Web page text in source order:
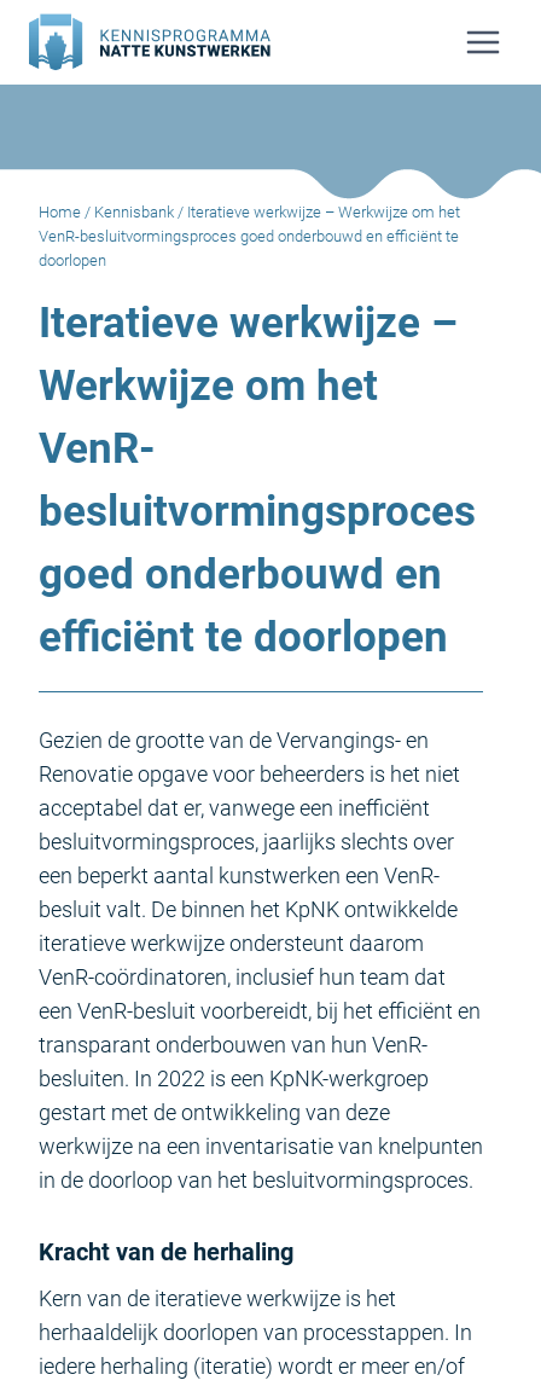
Doorgaan
naar
inhoud
Home / Kennisbank / Iteratieve werkwijze – Werkwijze om het
VenR-besluitvormingsproces goed onderbouwd en efficiënt te
doorlopen
Iteratieve werkwijze –
Werkwijze om het
VenR-
besluitvormingsproces
goed onderbouwd en
efficiënt te doorlopen
Gezien de grootte van de Vervangings- en
Renovatie opgave voor beheerders is het niet
acceptabel dat er, vanwege een inefficiënt
besluitvormingsproces, jaarlijks slechts over
een beperkt aantal kunstwerken een VenR-
besluit valt. De binnen het KpNK ontwikkelde
iteratieve werkwijze ondersteunt daarom
VenR-coördinatoren, inclusief hun team dat
een VenR-besluit voorbereidt, bij het efficiënt en
transparant onderbouwen van hun VenR-
besluiten. In 2022 is een KpNK-werkgroep
gestart met de ontwikkeling van deze
werkwijze na een inventarisatie van knelpunten
in de doorloop van het besluitvormingsproces.
Kracht van de herhaling
Kern van de iteratieve werkwijze is het
herhaaldelijk doorlopen van processtappen. In
iedere herhaling (iteratie) wordt er meer en/of